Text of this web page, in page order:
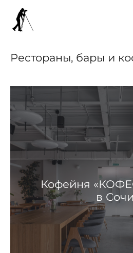
Рестораны, бары и
Кофейня
в Сочи